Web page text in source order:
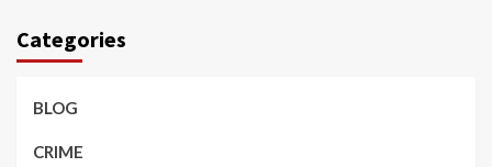
Categories
BLOG
CRIME